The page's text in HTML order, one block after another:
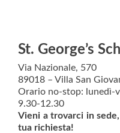
St. George’s
Via Nazionale, 570
89018 – Villa San
Orario no-stop: lunedì-
9.30-12.30
Vieni a trovarci in
tua richiesta!